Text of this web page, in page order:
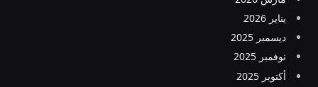
يناير 2026
ديسمبر 2025
نوفمبر 2025
أكتوبر 2025